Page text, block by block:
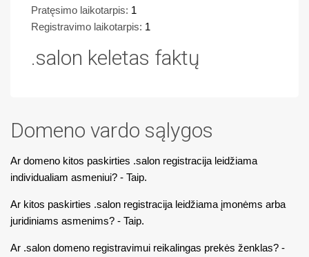
Pratęsimo laikotarpis: 1
Registravimo laikotarpis: 1
.salon keletas faktų
Domeno vardo sąlygos
Ar domeno kitos paskirties .salon registracija leidžiama
individualiam asmeniui? - Taip.
Ar kitos paskirties .salon registracija leidžiama įmonėms arba
juridiniams asmenims? - Taip.
Ar .salon domeno registravimui reikalingas prekės ženklas? -